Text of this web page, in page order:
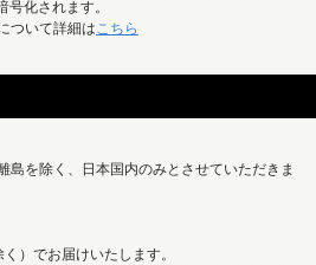
化されます。
ついて詳細はこちら
島を除く、日本国内のみとさせていただきま
）でお届けいたします。